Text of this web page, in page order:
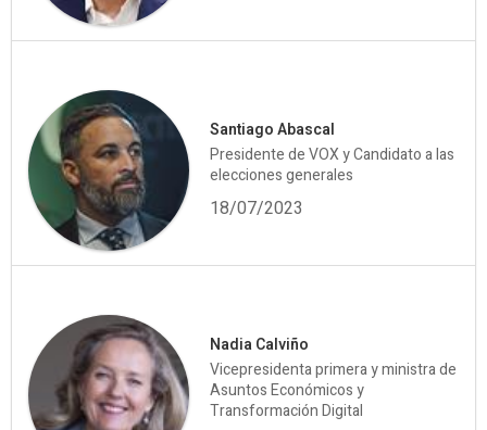
Santiago Abascal
Presidente de VOX y Candidato a las
elecciones generales
18/07/2023
Nadia Calviño
Vicepresidenta primera y ministra de
Asuntos Económicos y
Transformación Digital